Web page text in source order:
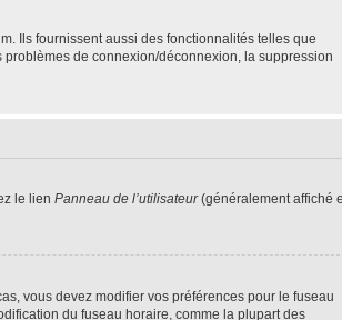
Ils fournissent aussi des fonctionnalités telles que
problèmes de connexion/déconnexion, la suppression
le lien Panneau de l’utilisateur(généralement affiché
vous devez modifier vos préférences pour le fuseau
du fuseau horaire, comme la plupart des